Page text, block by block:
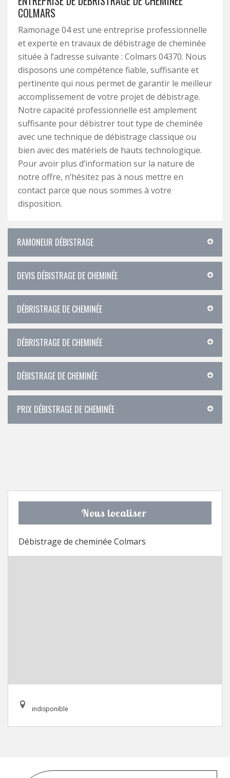
COLMARS
Ramonage 04 est une entreprise professionnelle
et experte en travaux de débistrage de cheminée
située à l’adresse suivante : Colmars 04370. Nous
disposons une compétence fiable, suffisante et
pertinente qui nous permet de garantir le meilleur
accomplissement de votre projet de débistrage.
Notre capacité professionnelle est amplement
suffisante pour débistrer tout type de cheminée
avec une technique de débistrage classique ou
bien avec des matériels de hauts technologique.
Pour avoir plus d’information sur la nature de
notre offre, n’hésitez pas à nous mettre en
contact parce que nous sommes à votre
disposition.
RAMONEUR DÉBISTRAGE
DEVIS DÉBISTRAGE DE CHEMINÉE
DÉBRISTRAGE DE CHEMINÉE
DÉBRISTRAGE DE CHEMINÉE
DÉBISTRAGE DE CHEMINÉE
PRIX DÉBISTRAGE DE CHEMINÉE
Nous localiser
Débistrage de cheminée Colmars
indisponible